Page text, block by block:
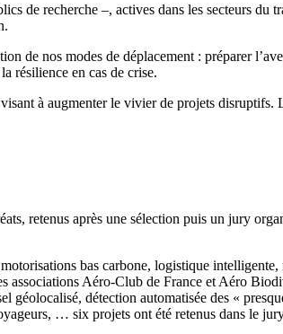
de recherche –, actives dans les secteurs du
de nos modes de déplacement : préparer
résilience en cas de crise.
à augmenter le vivier de projets disruptifs.
retenus après une sélection puis un jury
bas carbone, logistique
associations Aéro-Club de France et Aéro
géolocalisé, détection automatisée des «
… six projets ont été retenus dans le